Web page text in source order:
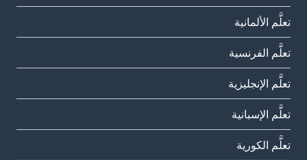
تعلَّم الألمانية
تعلَّم الفرنسية
تعلَّم الإنجليزية
تعلَّم الإسبانية
تعلَّم الكورية